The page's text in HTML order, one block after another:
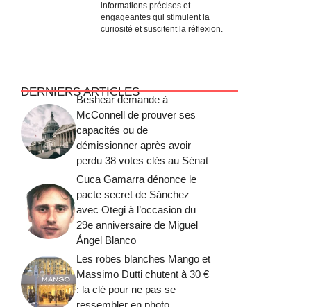
informations précises et
engageantes qui stimulent la
curiosité et suscitent la réflexion.
DERNIERS ARTICLES
Beshear demande à
McConnell de prouver ses
capacités ou de
démissionner après avoir
perdu 38 votes clés au Sénat
Cuca Gamarra dénonce le
pacte secret de Sánchez
avec Otegi à l’occasion du
29e anniversaire de Miguel
Ángel Blanco
Les robes blanches Mango et
Massimo Dutti chutent à 30 €
: la clé pour ne pas se
ressembler en photo